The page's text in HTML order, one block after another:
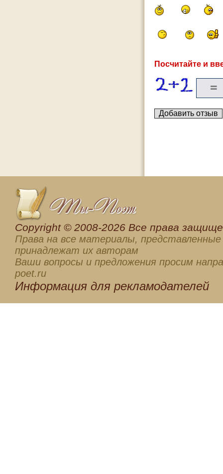
Посчитайте и
Сopyright © 2008-2026 Все права
Права на все материалы, представленные
принадлежат их авторам
Ваши вопросы и предложения просим
poet.ru
Информация для рекламодателей